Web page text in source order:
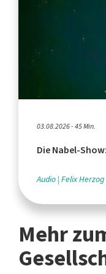
03.08.2026 - 45 Min.
Die Nabel-
Audio Felix Herzog
Mehr